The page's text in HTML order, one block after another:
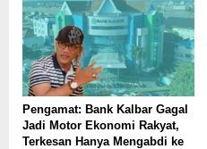
Pengamat: Bank Kalbar Gagal
Jadi Motor Ekonomi Rakyat,
Terkesan Hanya Mengabdi ke